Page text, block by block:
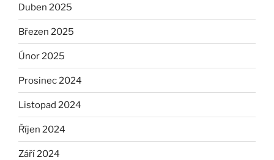
Duben 2025
Březen 2025
Únor 2025
Prosinec 2024
Listopad 2024
Říjen 2024
Září 2024